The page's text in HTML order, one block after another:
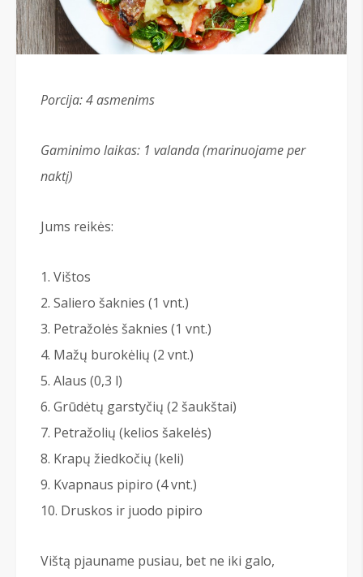
Porcija: 4asmenims
Gaminimo laikas: 1 valanda (marinuojame per
naktį)
Jums reikės:
Vištos
Saliero šaknies (1 vnt.)
Petražolės šaknies (1 vnt.)
Mažų burokėlių (2 vnt.)
Alaus (0,3 l)
Grūdėtų garstyčių (2 šaukštai)
Petražolių (kelios šakelės)
Krapų žiedkočių (keli)
Kvapnaus pipiro (4 vnt.)
Druskos ir juodo pipiro
Vištą pjauname pusiau, bet ne iki galo,